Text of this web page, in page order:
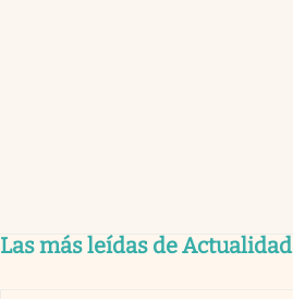
Las más leídas de Actualidad